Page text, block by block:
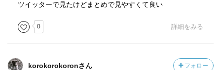
ツイッターで見たけどまとめで見やすくて良い
0 詳細をみる
korokorokoronさん フォロー